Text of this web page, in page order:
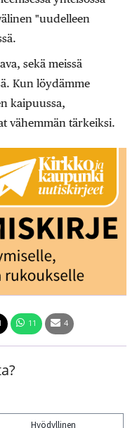
"uudelleen
sekä meissä
Kun löydämme
kaipuussa,
vähemmän tärkeiksi.
11 4
Hyödyllinen